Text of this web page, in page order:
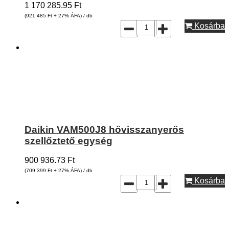
1 170 285.95 Ft
(921 485 Ft + 27% ÁFA) / db
Kosárba
Daikin VAM500J8 hővisszanyerős
szellőztető egység
900 936.73 Ft
(709 399 Ft + 27% ÁFA) / db
Kosárba